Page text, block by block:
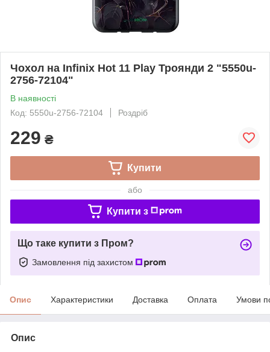
Чохол на Infinix Hot 11 Play Троянди 2 "5550u-
2756-72104"
В наявності
Код: 5550u-2756-72104
Роздріб
229 ₴
Купити
або
Купити з
Що таке купити з Пром?
Замовлення під захистом
Опис Характеристики Доставка Оплата Умови
Опис